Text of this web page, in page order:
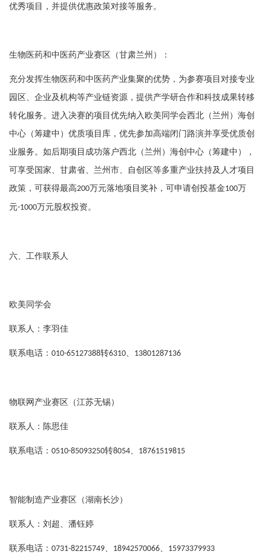
优秀项目，并提供优惠政策对接等服务。
生物医药和中医药产业赛区（甘肃兰州）：
充分发挥生物医药和中医药产业集聚的优势，为参赛项目对接专业
园区、企业及机构等产业链资源，提供产学研合作和科技成果转移
转化服务。进入决赛的项目优先纳入欧美同学会西北（兰州）海创
中心（筹建中）优质项目库，优先参加高端闭门路演并享受优质创
业服务。如后期项目成功落户西北（兰州）海创中心（筹建中），
可享受国家、甘肃省、兰州市、自创区等多重产业扶持及人才项目
政策，可获得最高200万元落地项目奖补，可申请创投基金100万
元-1000万元股权投资。
六、工作联系人
欧美同学会
联系人：李羽佳
联系电话： 010-65127388转6310、 13801287136
物联网产业赛区（江苏无锡）
联系人：陈思佳
联系电话： 0510-85093250转8054、 18761519815
智能制造产业赛区（湖南长沙）
联系人：刘超、潘钰婷
联系电话： 0731-82215749、 18942570066、 15973379933